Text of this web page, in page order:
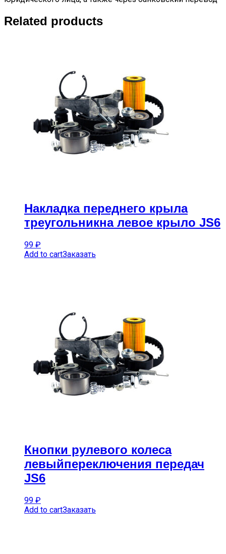
Related products
Накладка переднего крыла
треугольникна левое крыло JS6
99 ₽
Add to cartЗаказать
Кнопки рулевого колеса
левыйпереключения передач
JS6
99 ₽
Add to cartЗаказать